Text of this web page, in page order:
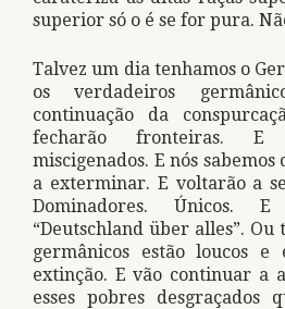
superior só o é se for pura.
Talvez um dia tenhamos o
os verdadeiros
continuação da
fecharão fronteiras. E
miscigenados. E nós sabemos
a exterminar. E voltarão a
Dominadores. Únicos.
“Deutschland über alles”. Ou
germânicos estão loucos
extinção. E vão continuar a
esses pobres desgraçados